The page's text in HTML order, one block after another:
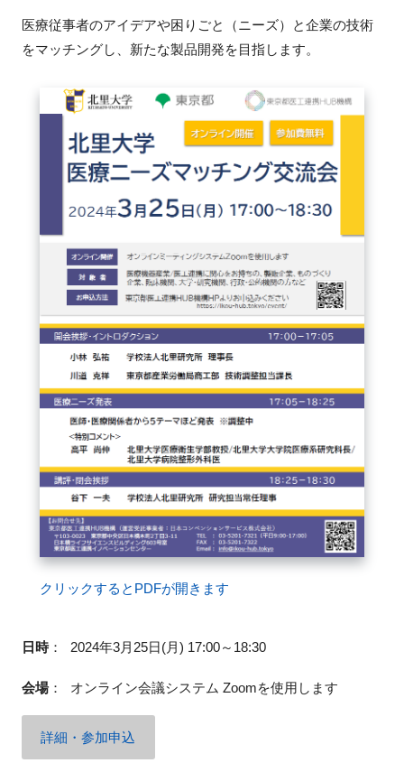
マイページ
プログラム
ニュース・掲示板
LINK-Jを知る
特別会員
施設・アクセス
FAQ
イベントお知らせメール登録
医療従事者のアイデアや困りごと（ニーズ）と企業の技術
をマッチングし、新たな製品開発を目指します。
クリックするとPDFが開きます
日時： 2024年3月25日(月) 17:00～18:30
会場： オンライン会議システム Zoomを使用します
詳細・参加申込